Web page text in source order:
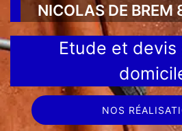
NICOLAS DE
Etude et devis
NOS